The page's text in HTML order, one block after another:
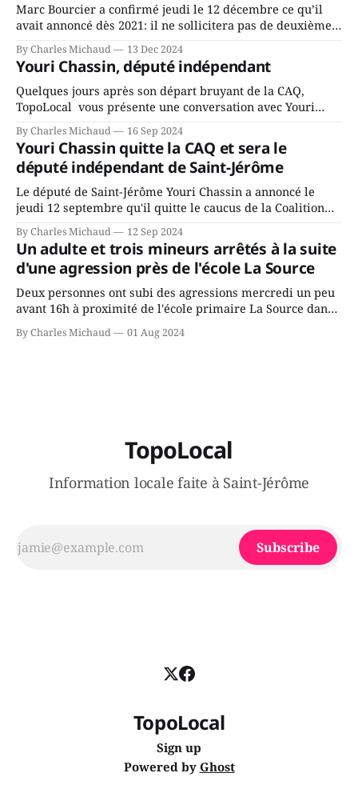
Marc Bourcier a confirmé jeudi le 12 décembre ce qu’il
avait annoncé dès 2021: il ne sollicitera pas de deuxième
mandat à titre de maire de Saint-Jérôme. Bourcier en a
fait l’annonce en s’adressant aux employés de la ville,
rassemblés en soirée pour leur traditionnel souper
By Charles Michaud 13 Dec 2024
Youri Chassin, député indépendant
Quelques jours après son départ bruyant de la CAQ,
TopoLocal vous présente une conversation avec Youri
Chassin. Nous avons causé de sa décision. Y songeait-il
depuis longtemps? Sera-t-il candidat indépendant dans 2
ans? Joindrait-il un autre parti, par exemple les
conservateurs d’Éric Duhaime? Que lui
By Charles Michaud 16 Sep 2024
Youri Chassin quitte la CAQ et sera le
député indépendant de Saint-Jérôme
Le député de Saint-Jérôme Youri Chassin a annoncé le
jeudi 12 septembre qu'il quitte le caucus de la Coalition
Avenir Québec de François Legault parce qu'il est déçu du
gouvernement de la CAQ, surtout de son incapacité, qu'il
juge chronique, à offrir des
By Charles Michaud 12 Sep 2024
Un adulte et trois mineurs arrêtés à la suite
d'une agression près de l'école La Source
Deux personnes ont subi des agressions mercredi un peu
avant 16h à proximité de l'école primaire La Source dans
le secteur Bellefeuille de Saint-Jérôme. L'une de deux
victimes aurait été écrasée sous un véhicule et aspergée
By Charles Michaud 01 Aug 2024
TopoLocal
Information locale faite à Saint-Jérôme
Subscribe
TopoLocal
Sign up
Powered by Ghost